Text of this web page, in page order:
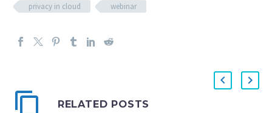
privacy in cloud webinar
RELATED POSTS